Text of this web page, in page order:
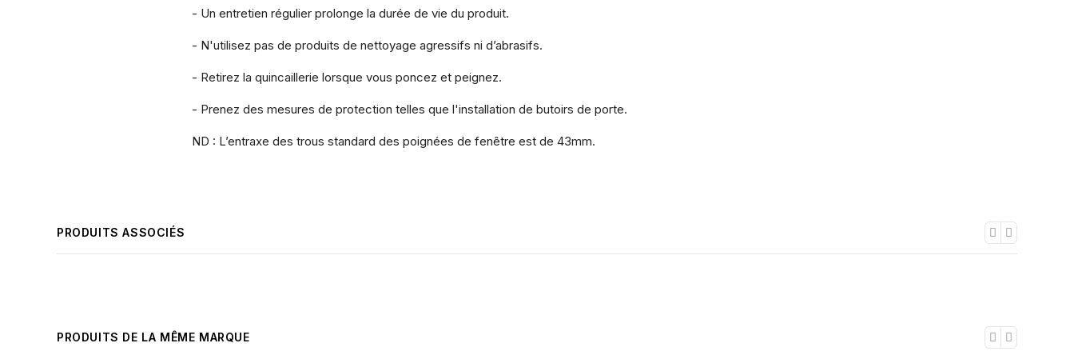
- Un entretien régulier prolonge la durée de vie du produit.
- N'utilisez pas de produits de nettoyage agressifs ni d’abrasifs.
- Retirez la quincaillerie lorsque vous poncez et peignez.
- Prenez des mesures de protection telles que l'installation de butoirs de porte.
ND : L’entraxe des trous standard des poignées de fenêtre est de 43mm.
PRODUITS ASSOCIÉS
PRODUITS DE LA MÊME MARQUE